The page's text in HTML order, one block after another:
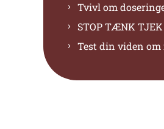
Tvivl om
STOP TÆNK
Test din viden